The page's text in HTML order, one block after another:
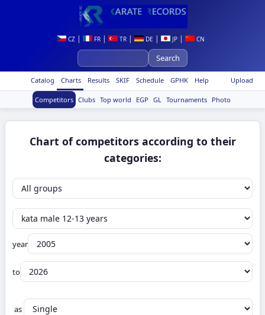
CZ | FR | TR | DE | JP | CN
Upload
Catalog Charts Results SKIF Schedule GPHK Help
Competitors Clubs Top world EGP GL Tournaments Photo
Chart of competitors according to their
categories:
year
to
as